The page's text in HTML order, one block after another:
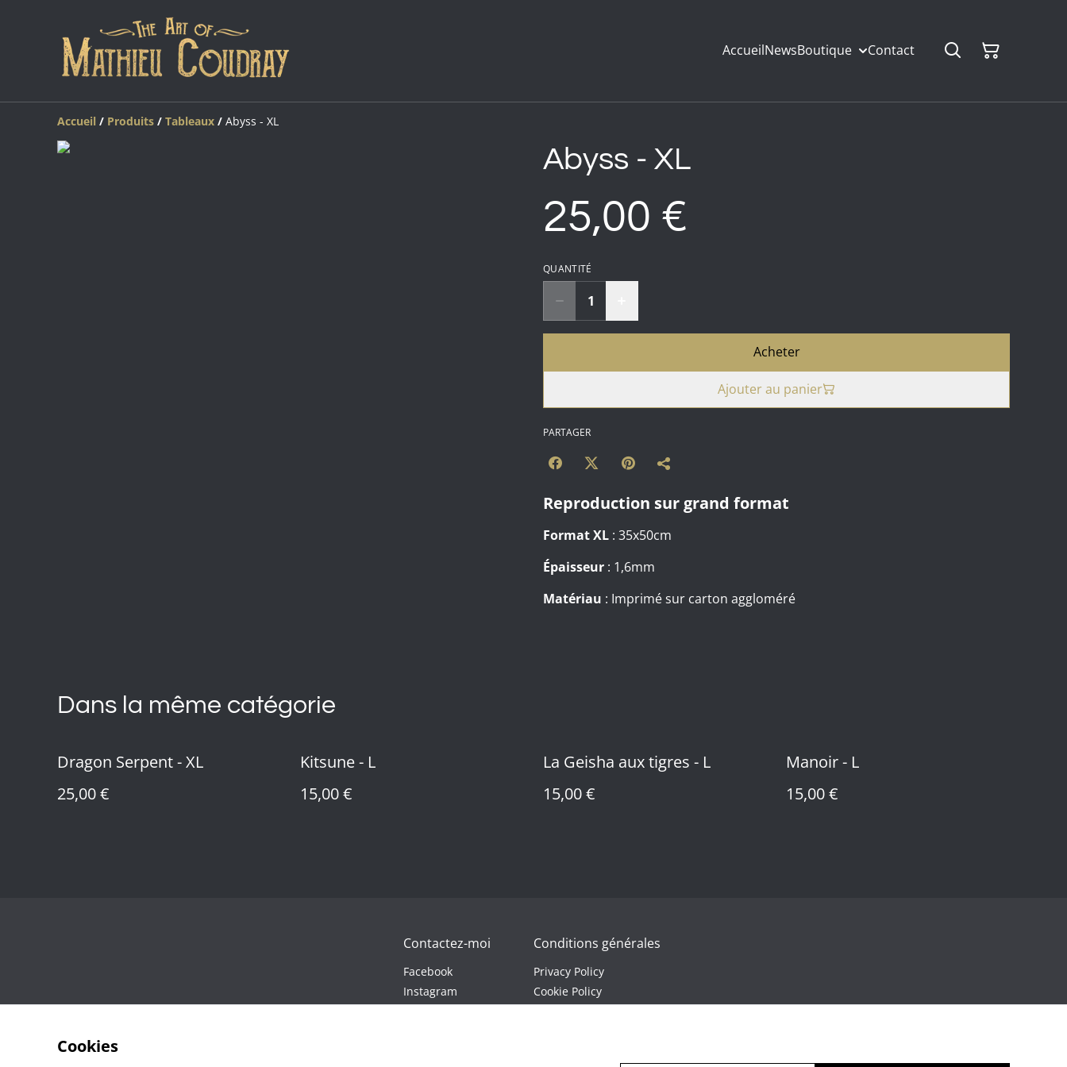
AccueilNewsBoutique Contact
Accueil / Produits / Tableaux / Abyss - XL
Abyss - XL
25,00 €
QUANTITÉ
Acheter
Ajouter au panier
PARTAGER
Reproduction sur grand format
Format XL : 35x50cm
Épaisseur : 1,6mm
Matériau : Imprimé sur carton aggloméré
Dans la même catégorie
Dragon Serpent - XL
25,00 €
Kitsune - L
15,00 €
La Geisha aux tigres - L
15,00 €
Manoir - L
15,00 €
Contactez-moi
Facebook
Instagram
Conditions générales
Privacy Policy
Cookie Policy
Cookies